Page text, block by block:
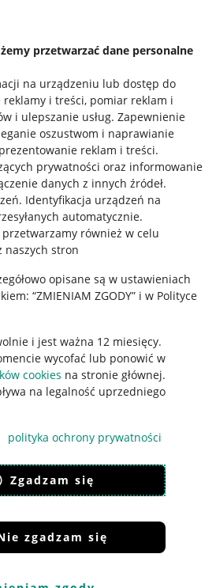
przetwarzać dane personalne
na urządzeniu lub dostęp do
reklamy i treści, pomiar reklam i
i ulepszanie usług. Zapewnienie
oszustwom i naprawianie
reklam i treści.
prywatności oraz informowanie
danych z innych źródeł.
. Identyfikacja urządzeń na
automatycznie.
również w celu
naszych stron
opisane są w ustawieniach
“ZMIENIAM ZGODY” i w Polityce
i jest ważna 12 miesięcy.
wycofać lub ponowić w
cookies na stronie głównej.
na legalność uprzedniego
polityka ochrony prywatności
Zgadzam się
zgadzam się
Cyfrowych
akceptacjęregulaminu